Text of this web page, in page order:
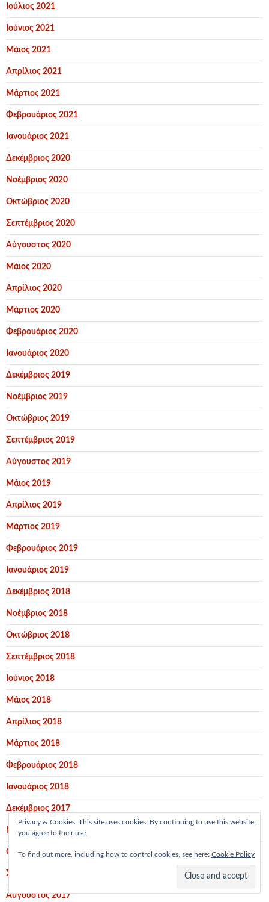
Ιούλιος 2021
Ιούνιος 2021
Μάιος 2021
Απρίλιος 2021
Μάρτιος 2021
Φεβρουάριος 2021
Ιανουάριος 2021
Δεκέμβριος 2020
Νοέμβριος 2020
Οκτώβριος 2020
Σεπτέμβριος 2020
Αύγουστος 2020
Μάιος 2020
Απρίλιος 2020
Μάρτιος 2020
Φεβρουάριος 2020
Ιανουάριος 2020
Δεκέμβριος 2019
Νοέμβριος 2019
Οκτώβριος 2019
Σεπτέμβριος 2019
Αύγουστος 2019
Μάιος 2019
Απρίλιος 2019
Μάρτιος 2019
Φεβρουάριος 2019
Ιανουάριος 2019
Δεκέμβριος 2018
Νοέμβριος 2018
Οκτώβριος 2018
Σεπτέμβριος 2018
Ιούνιος 2018
Μάιος 2018
Απρίλιος 2018
Μάρτιος 2018
Φεβρουάριος 2018
Ιανουάριος 2018
Δεκέμβριος 2017
Νοέμβριος 2017
Οκτώβριος 2017
Σεπτέμβριος 2017
Αύγουστος 2017
Privacy & Cookies: This site uses cookies. By continuing to use this website,
you agree to their use.
To find out more, including how to control cookies, see here: Cookie Policy